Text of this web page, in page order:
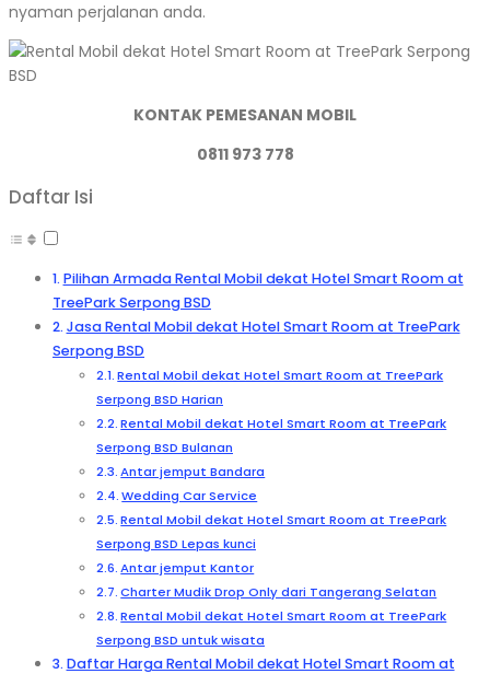
nyaman perjalanan anda.
KONTAK PEMESANAN MOBIL
0811 973 778
Daftar Isi
Pilihan Armada Rental Mobil dekat Hotel Smart Room at
TreePark Serpong BSD
Jasa Rental Mobil dekat Hotel Smart Room at TreePark
Serpong BSD
Rental Mobil dekat Hotel Smart Room at TreePark
Serpong BSD Harian
Rental Mobil dekat Hotel Smart Room at TreePark
Serpong BSD Bulanan
Antar jemput Bandara
Wedding Car Service
Rental Mobil dekat Hotel Smart Room at TreePark
Serpong BSD Lepas kunci
Antar jemput Kantor
Charter Mudik Drop Only dari Tangerang Selatan
Rental Mobil dekat Hotel Smart Room at TreePark
Serpong BSD untuk wisata
Daftar Harga Rental Mobil dekat Hotel Smart Room at